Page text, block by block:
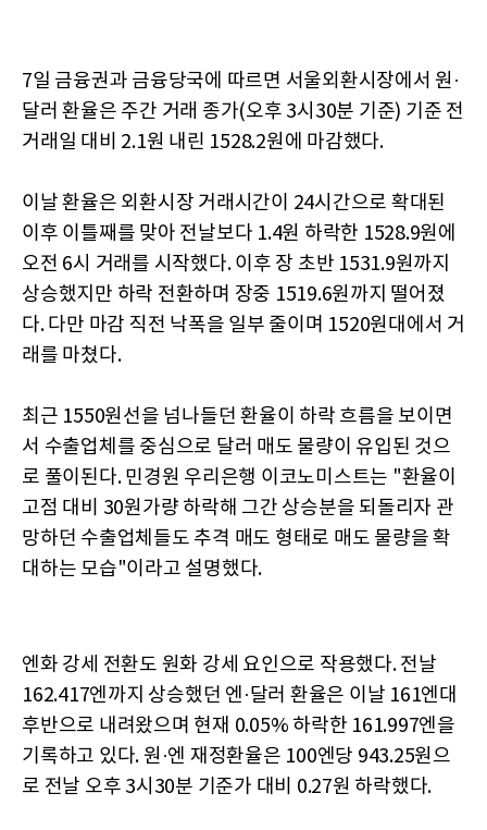
7일 금융권과 금융당국에 따르면 서울외환시장에서 원·
달러 환율은 주간 거래 종가(오후 3시30분 기준) 기준 전
거래일 대비 2.1원 내린 1528.2원에 마감했다.
이날 환율은 외환시장 거래시간이 24시간으로 확대된
이후 이틀째를 맞아 전날보다 1.4원 하락한 1528.9원에
오전 6시 거래를 시작했다. 이후 장 초반 1531.9원까지
상승했지만 하락 전환하며 장중 1519.6원까지 떨어졌
다. 다만 마감 직전 낙폭을 일부 줄이며 1520원대에서 거
래를 마쳤다.
최근 1550원선을 넘나들던 환율이 하락 흐름을 보이면
서 수출업체를 중심으로 달러 매도 물량이 유입된 것으
로 풀이된다. 민경원 우리은행 이코노미스트는 "환율이
고점 대비 30원가량 하락해 그간 상승분을 되돌리자 관
망하던 수출업체들도 추격 매도 형태로 매도 물량을 확
대하는 모습"이라고 설명했다.
엔화 강세 전환도 원화 강세 요인으로 작용했다. 전날
162.417엔까지 상승했던 엔·달러 환율은 이날 161엔대
후반으로 내려왔으며 현재 0.05% 하락한 161.997엔을
기록하고 있다. 원·엔 재정환율은 100엔당 943.25원으
로 전날 오후 3시30분 기준가 대비 0.27원 하락했다.